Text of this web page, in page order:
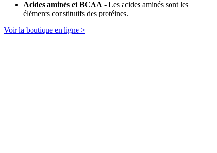
Acides aminés et BCAA - Les acides aminés sont les
éléments constitutifs des protéines.
Voir la boutique en ligne >